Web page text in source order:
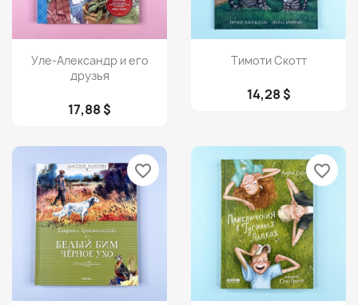
Просмотр
Уле-Александр и его
друзья
17,88 $
Просмотр
Тимоти Скотт
14,28 $
favorite_border favorite_border